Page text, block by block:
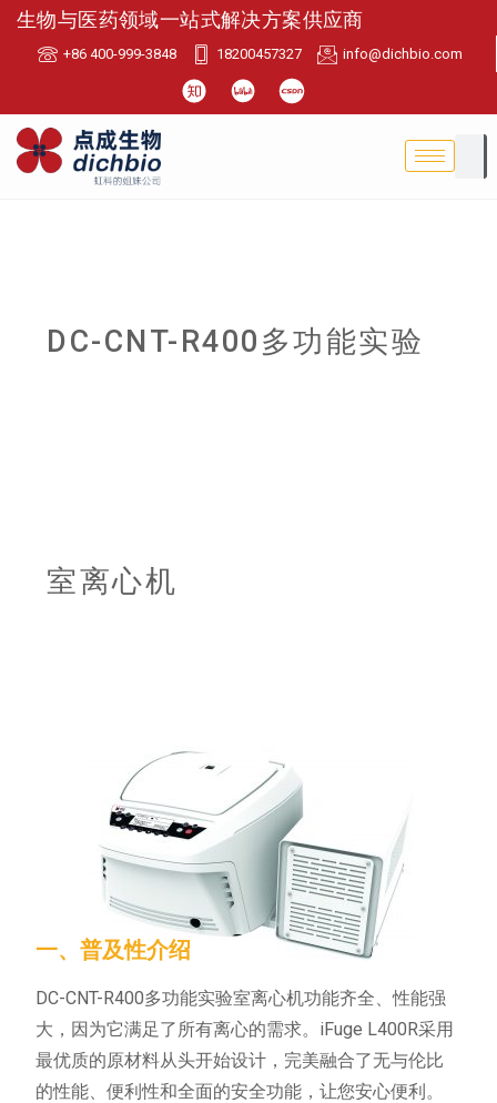
生物与医药领域一站式解决方案供应商
+86 400-999-3848 18200457327 info@dichbio.com
DC-CNT-R400多功能实验
室离心机
一、普及性介绍
DC-CNT-R400多功能实验室离心机功能齐全、性能强
大，因为它满足了所有离心的需求。iFuge L400R采用
最优质的原材料从头开始设计，完美融合了无与伦比
的性能、便利性和全面的安全功能，让您安心便利。